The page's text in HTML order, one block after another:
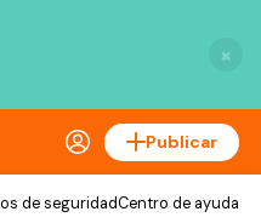
×
Publicar
de seguridadCentro de ayuda